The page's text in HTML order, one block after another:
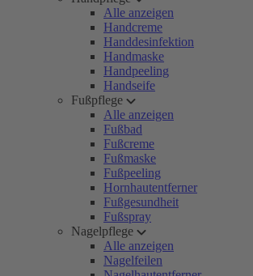
Alle anzeigen
Handcreme
Handdesinfektion
Handmaske
Handpeeling
Handseife
Fußpflege
Alle anzeigen
Fußbad
Fußcreme
Fußmaske
Fußpeeling
Hornhautentferner
Fußgesundheit
Fußspray
Nagelpflege
Alle anzeigen
Nagelfeilen